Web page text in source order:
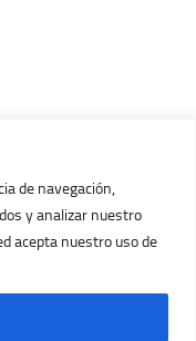
de navegación,
y analizar nuestro
acepta nuestro uso de
Reservados.